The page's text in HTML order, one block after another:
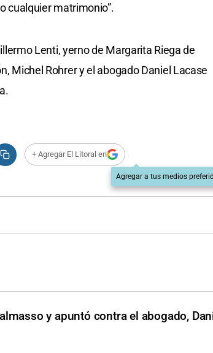
cualquier matrimonio”.
Lenti, yerno de Margarita Riega de
Michel Rohrer y el abogado Daniel Lacase
+ Agregar El Litoral en
Agregar a tus medios
y apuntó contra el abogado,